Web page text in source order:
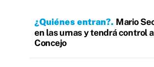
¿Quiénes entran? Mario
en las urnas y tendrá control
Concejo